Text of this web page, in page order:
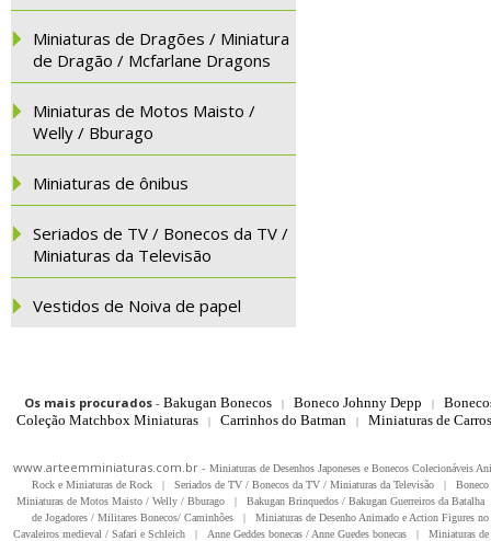
Miniaturas de Dragões / Miniatura
de Dragão / Mcfarlane Dragons
Miniaturas de Motos Maisto /
Welly / Bburago
Miniaturas de ônibus
Seriados de TV / Bonecos da TV /
Miniaturas da Televisão
Vestidos de Noiva de papel
Os mais procurados- Bakugan Bonecos | Boneco Johnny Depp |
Coleção Matchbox Miniaturas
| Carrinhos do Batman | Miniaturas de
www.arteemminiaturas.com.br - Miniaturas de Desenhos Japoneses e Bonecos Colecionáveis
Rock e Miniaturas de Rock
| Seriados de TV / Bonecos da TV / Miniaturas da Televisão |
Miniaturas de Motos Maisto / Welly / Bburago
| Bakugan Brinquedos / Bakugan Guerreiros da Batalha
de Jogadores / Militares Bonecos/ Caminhões
|
Miniaturas de Desenho Animado e Action Figures
Cavaleiros medieval / Safari e Schleich
| Anne Geddes bonecas / Anne Guedes bonecas |
Miniaturas